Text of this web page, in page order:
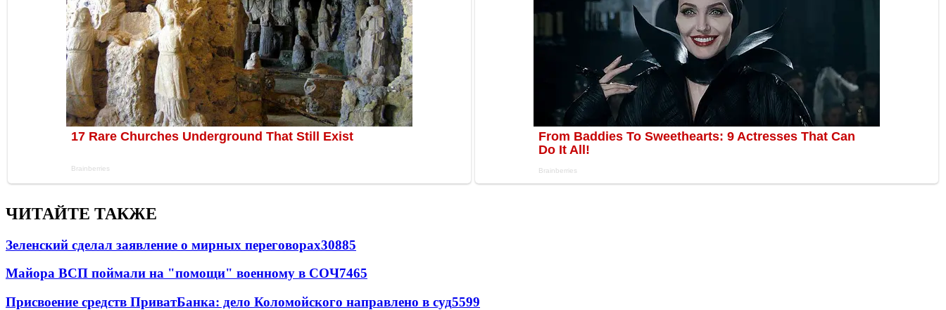
ЧИТАЙТЕ ТАКЖЕ
Зеленский сделал заявление о мирных переговорах30885
Майора ВСП поймали на "помощи" военному в СОЧ7465
Присвоение средств ПриватБанка: дело Коломойского направлено в суд5599